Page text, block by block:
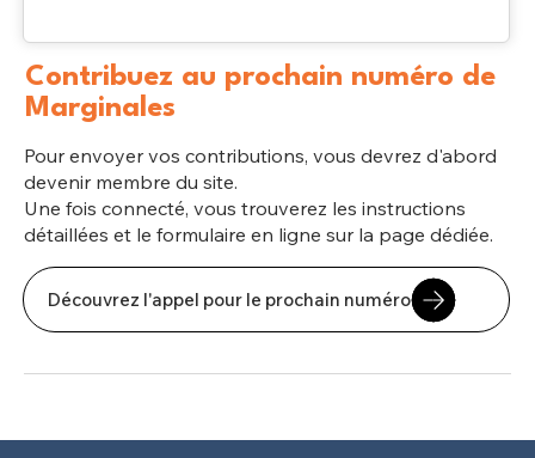
Contribuez au prochain numéro de
Marginales
Pour envoyer vos contributions, vous devrez d'abord
devenir membre du site.
Une fois connecté, vous trouverez les instructions
détaillées et le formulaire en ligne sur la page dédiée.
Découvrez l'appel pour le prochain numéro